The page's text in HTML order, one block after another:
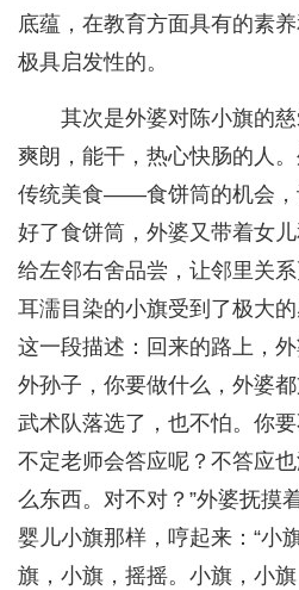
底蕴，在教育方面具有的素
极具启发性的。
其次是外婆对陈小旗的
爽朗，能干，热心快肠的人
传统美食——食饼筒的机会，
好了食饼筒，外婆又带着女
给左邻右舍品尝，让邻里关
耳濡目染的小旗受到了极大
这一段描述：回来的路上，
外孙子，你要做什么，外婆都
武术队落选了，也不怕。你
不定老师会答应呢？不答应
么东西。对不对？”外婆抚摸
婴儿小旗那样，哼起来：“小
旗，小旗，摇摇。小旗，小